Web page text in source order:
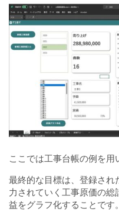
ここでは工事台帳の例を用
最終的な目標は、登録され
力されていく工事原価の総
益をグラフ化することです。